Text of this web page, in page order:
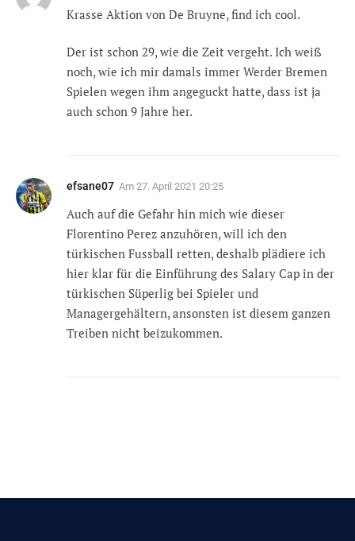
Krasse Aktion von De Bruyne, find ich cool.
Der ist schon 29, wie die Zeit vergeht. Ich weiß
noch, wie ich mir damals immer Werder Bremen
Spielen wegen ihm angeguckt hatte, dass ist ja
auch schon 9 Jahre her.
efsane07 Am 27. April 2021 20:25
Auch auf die Gefahr hin mich wie dieser
Florentino Perez anzuhören, will ich den
türkischen Fussball retten, deshalb plädiere ich
hier klar für die Einführung des Salary Cap in der
türkischen Süperlig bei Spieler und
Managergehältern, ansonsten ist diesem ganzen
Treiben nicht beizukommen.